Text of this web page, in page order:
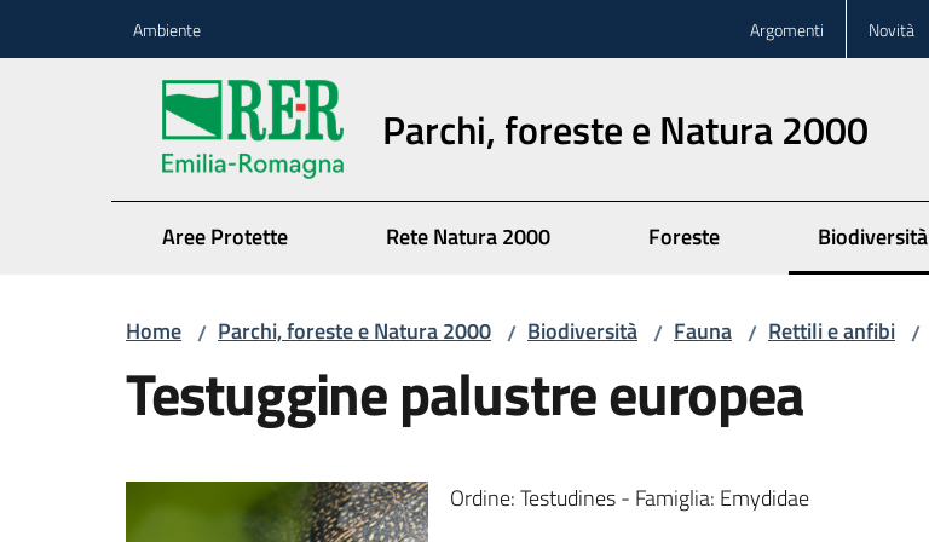
Ambiente Argomenti Novità
Parchi, foreste e Natura 2000
Aree Protette Rete Natura 2000 Foreste Biodiversità
Home / Parchi, foreste e Natura 2000 / Biodiversità / Fauna / Rettili e anfibi /
Testuggine palustre europea
Ordine: Testudines - Famiglia: Emydidae